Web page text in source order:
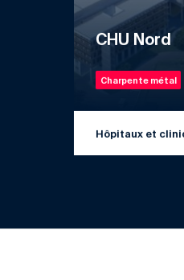
CHU Nord
Charpente métal
Hôpitaux et